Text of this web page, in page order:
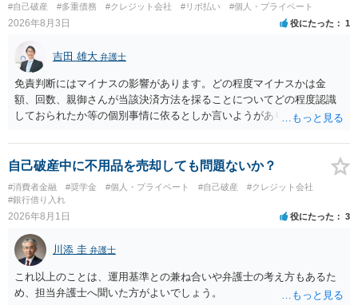
#自己破産 #多重債務 #クレジット会社 #リボ払い #個人・プライベート
2026年8月3日 役にたった 1
吉田 雄大 弁護士
免責判断にはマイナスの影響があります。どの程度マイナスかは金
額、回数、親御さんが当該決済方法を採ることについてどの程度認識
しておられたか等の個別事情に依るとしか言いようがありません。 と
なって相談し、善後策を考えることをお勧めします。
自己破産中に不用品を売却しても問題ないか？
#消費者金融 #奨学金 #個人・プライベート #自己破産
#クレジット会社
#銀行借り入れ
2026年8月1日 役にたった 3
川添 圭 弁護士
これ以上のことは、運用基準との兼ね合いや弁護士の考え方もあるた
め、担当弁護士へ聞いた方がよいでしょう。